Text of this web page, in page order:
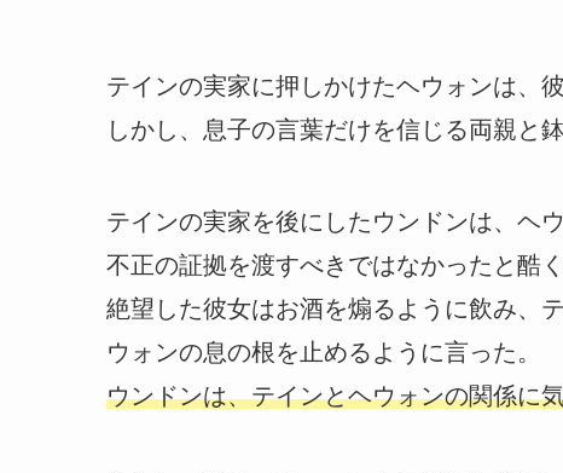
テインの実家に押しかけたヘウォンは、
しかし、息子の言葉だけを信じる両親と
テインの実家を後にしたウンドンは、ヘ
不正の証拠を渡すべきではなかったと酷く
絶望した彼女はお酒を煽るように飲み、
ウォンの息の根を止めるように言った。
ウンドンは、テインとヘウォンの関係に